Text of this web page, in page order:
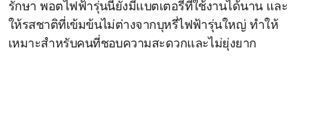
รักษา พอตไฟฟ้ารุ่นนี้ยังมีแบตเตอรี่ที่ใช้งานได้นาน และ
ให้รสชาติที่เข้มข้นไม่ต่างจากบุหรี่ไฟฟ้ารุ่นใหญ่ ทำให้
เหมาะสำหรับคนที่ชอบความสะดวกและไม่ยุ่งยาก